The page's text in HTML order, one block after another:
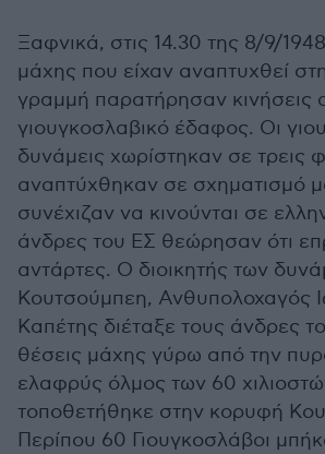
Ξαφνικά, στις 14.30 της 8/9/
μάχης που είχαν αναπτυχθεί
γραμμή παρατήρησαν κινήσεις
γιουγκοσλαβικό έδαφος. Οι
δυνάμεις χωρίστηκαν σε τρεις
αναπτύχθηκαν σε σχηματισμό
συνέχιζαν να κινούνται σε
άνδρες του ΕΣ θεώρησαν ότι
αντάρτες. Ο διοικητής των
Κουτσούμπεη, Ανθυπολοχαγός
Καπέτης διέταξε τους άνδρες
θέσεις μάχης γύρω από την
ελαφρύς όλμος των 60
τοποθετήθηκε στην κορυφή
Περίπου 60 Γιουγκοσλάβοι